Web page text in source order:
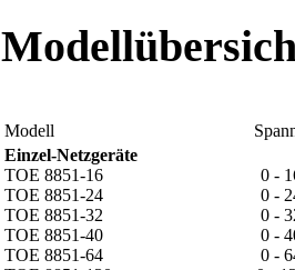
Modell
Einzel-Netzgeräte
TOE 8851-16
TOE 8851-24
TOE 8851-32
TOE 8851-40
TOE 8851-64
0 -
0 -
0 -
0 -
0 -